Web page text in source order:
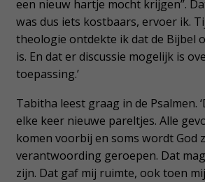
een nieuw hartje mocht krijgen”.
was dus iets kostbaars, ervoer ik.
theologie ontdekte ik dat de Bijbel
is. En dat er discussie mogelijk is
toepassing.’
Tabitha leest graag in de Psalmen.
elke keer nieuwe pareltjes. Alle
komen voorbij en soms wordt God
verantwoording geroepen. Dat
zijn. Dat gaf mij ruimte, ook toen